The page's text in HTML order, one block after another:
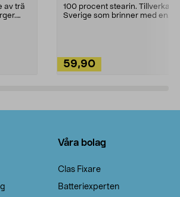
av trä
100 procent stearin. Tillverkade i
Sverige som brinner med en
59,90
Våra bolag
Clas Fixare
Batteriexperten